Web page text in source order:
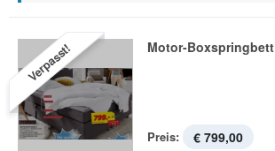
Verpasst! Motor-Boxspringbett
Preis: € 799,00